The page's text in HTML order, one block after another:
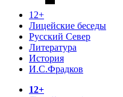
12+
Лицейские беседы
Русский Север
Литература
История
И.С.Фрадков
12+